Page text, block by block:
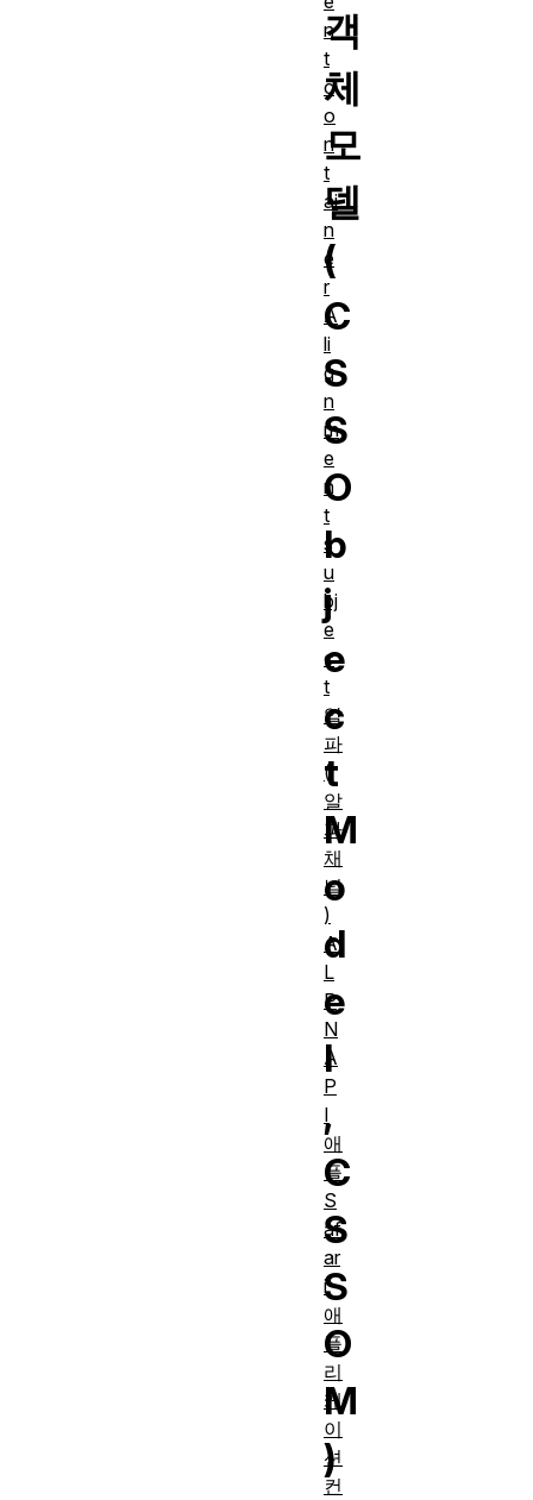
객
체
모
델
(
C
S
S
O
b
j
e
c
t
M
o
d
e
l
,
C
S
S
O
M
)
n
t
c
o
n
t
ai
n
e
r
A
li
g
n
m
e
n
t
s
u
bj
e
c
t
알
파
(
알
파
채
널
)
A
L
P
N
A
P
I
애
플
S
af
ar
i
애
플
리
케
이
션
컨